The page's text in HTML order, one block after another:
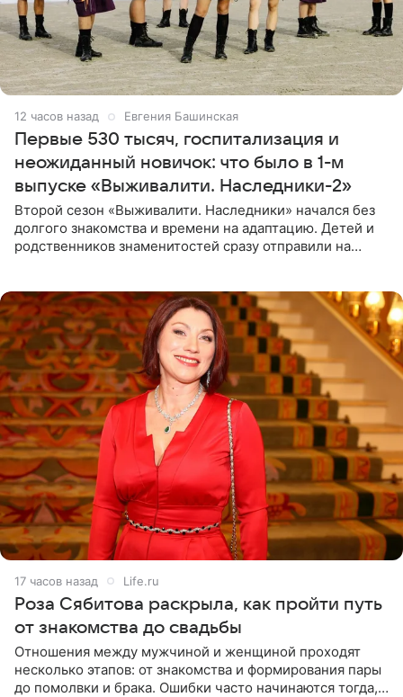
12 часов назад Евгения Башинская
Первые 530 тысяч, госпитализация и
неожиданный новичок: что было в 1-м
выпуске «Выживалити. Наследники-2»
Второй сезон «Выживалити. Наследники» начался без
долгого знакомства и времени на адаптацию. Детей и
родственников знаменитостей сразу отправили на
17 часов назад Life.ru
Роза Сябитова раскрыла, как пройти путь
от знакомства до свадьбы
Отношения между мужчиной и женщиной проходят
несколько этапов: от знакомства и формирования пары
до помолвки и брака. Ошибки часто начинаются тогда,